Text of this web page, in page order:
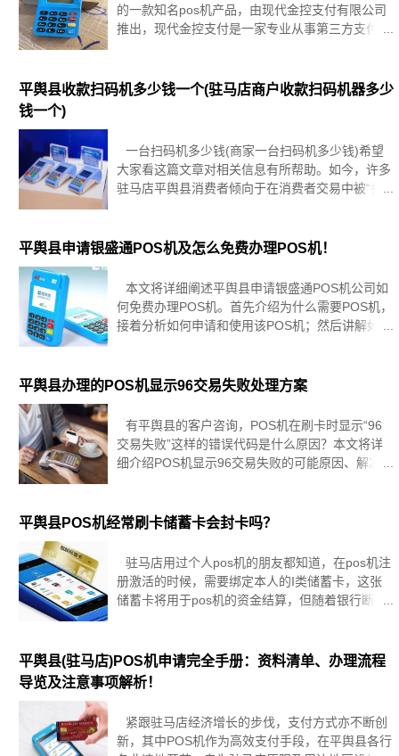
的一款知名pos机产品，由现代金控支付有限公司
推出，现代金控支付是一家专业从事第三方支付业
广泛好评，接下来，我
平舆县收款扫码机多少钱一个(驻马店商户收款扫码机器多少
钱一个)
一台扫码机多少钱(商家一台扫码机多少钱)希望
大家看这篇文章对相关信息有所帮助。如今，许多
驻马店平舆县消费者倾向于在消费者交易中被“扫
机处理网林林与企业主交谈
平舆县申请银盛通POS机及怎么免费办理POS机！
本文将详细阐述平舆县申请银盛通POS机公司如
何免费办理POS机。首先介绍为什么需要POS机，
接着分析如何申请和使用该POS机；然后讲解如何
交易机，是一
平舆县办理的POS机显示96交易失败处理方案
有平舆县的客户咨询，POS机在刷卡时显示“96
交易失败”这样的错误代码是什么原因？本文将详
细介绍POS机显示96交易失败的可能原因、解决方
题：POS机
平舆县POS机经常刷卡储蓄卡会封卡吗？
驻马店用过个人pos机的朋友都知道，在pos机注
册激活的时候，需要绑定本人的I类储蓄卡，这张
储蓄卡将用于pos机的资金结算，但随着银行断卡
结算卡有被封
平舆县(驻马店)POS机申请完全手册：资料清单、办理流程
导览及注意事项解析！
紧跟驻马店经济增长的步伐，支付方式亦不断创
新，其中POS机作为高效支付手段，在平舆县各行